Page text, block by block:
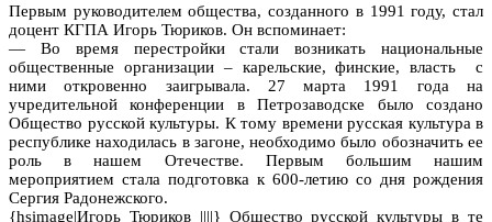
Первым руководителем общества, созданного в 1991 году, стал
доцент КГПА Игорь Тюриков. Он вспоминает:
— Во время перестройки стали возникать национальные
общественные организации – карельские, финские, власть с
ними откровенно заигрывала. 27 марта 1991 года на
учредительной конференции в Петрозаводске было создано
Общество русской культуры. К тому времени русская культура в
республике находилась в загоне, необходимо было обозначить ее
роль в нашем Отечестве. Первым большим нашим
мероприятием стала подготовка к 600-летию со дня рождения
Сергия Радонежского.
{hsimage|Игорь Тюриков ||||} Общество русской культуры в те